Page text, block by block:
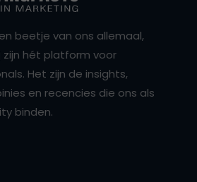
beetje van ons allemaal,
zijn hét platform voor
Het zijn de insights,
en recencies die ons als
binden.